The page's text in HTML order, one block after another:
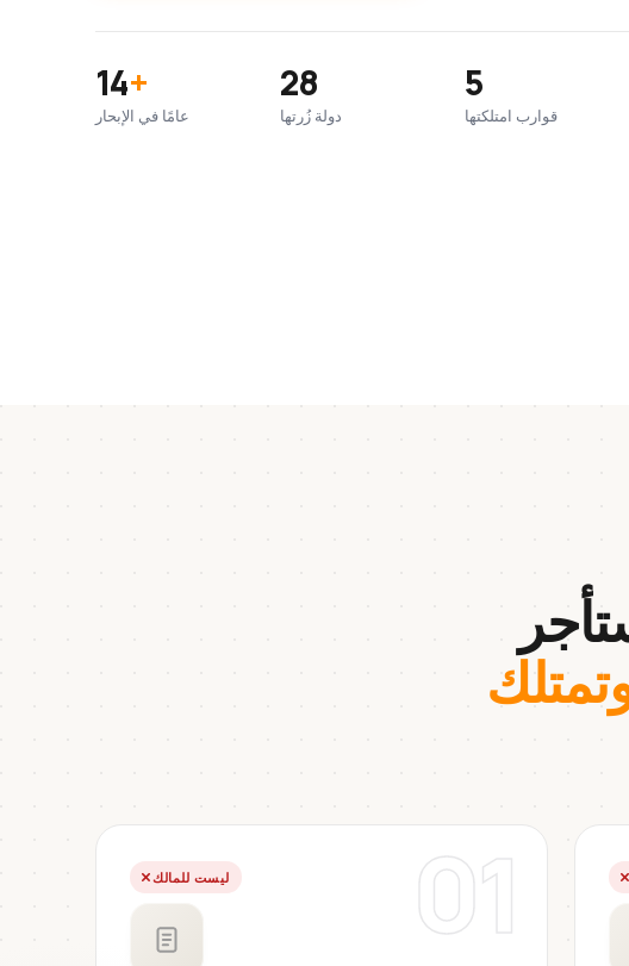
14+
عامًا في الإبحار
28
دولة زُرتها
5
قوارب امتلكتها
01 ليست للمالك